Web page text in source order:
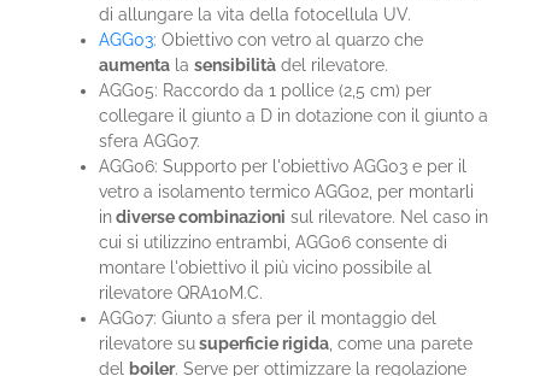
di allungare la vita della fotocellula UV.
AGG03: Obiettivo con vetro al quarzo che
aumenta lasensibilità del rilevatore.
AGG05: Raccordo da 1 pollice (2,5 cm) per
collegare il giunto a D in dotazione con il giunto a
sfera AGG07.
AGG06: Supporto per l'obiettivo AGG03 e per il
vetro a isolamento termico AGG02, per montarli
indiverse combinazioni sul rilevatore. Nel caso in
cui si utilizzino entrambi, AGG06 consente di
montare l'obiettivo il più vicino possibile al
rilevatore QRA10M.C.
AGG07: Giunto a sfera per il montaggio del
rilevatore susuperficie rigida , come una parete
del boiler. Serve per ottimizzare la regolazione